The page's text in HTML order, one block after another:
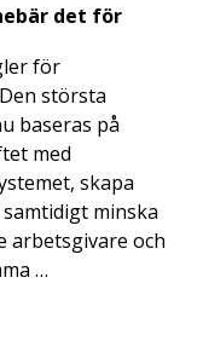
det för
för
största
baseras på
med
skapa
minska
arbetsgivare och
…